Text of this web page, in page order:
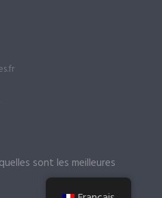
sont les meilleures